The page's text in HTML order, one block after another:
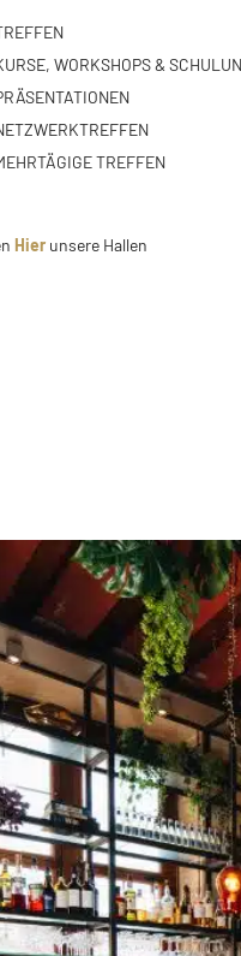
WORKSHOPS &
TREFFEN
Hier unsere Hallen